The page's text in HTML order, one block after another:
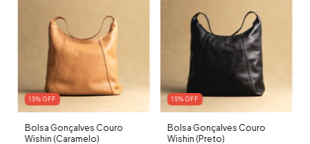
15% OFF
Bolsa Gonçalves Couro
Wishin (Caramelo)
15% OFF
Bolsa Gonçalves Couro
Wishin (Preto)